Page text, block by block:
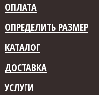
ОПЛАТА
ОПРЕДЕЛИТЬ РАЗМЕР
КАТАЛОГ
ДОСТАВКА
УСЛУГИ